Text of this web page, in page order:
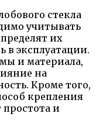
стекла
учитывать
их
в эксплуатации.
и материала,
на
Кроме того,
крепления
простота и